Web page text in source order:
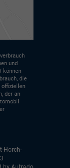
und
können
die
offiziellen
der an
Horch-